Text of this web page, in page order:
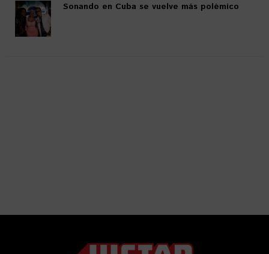
Sonando en Cuba se vuelve más polémico